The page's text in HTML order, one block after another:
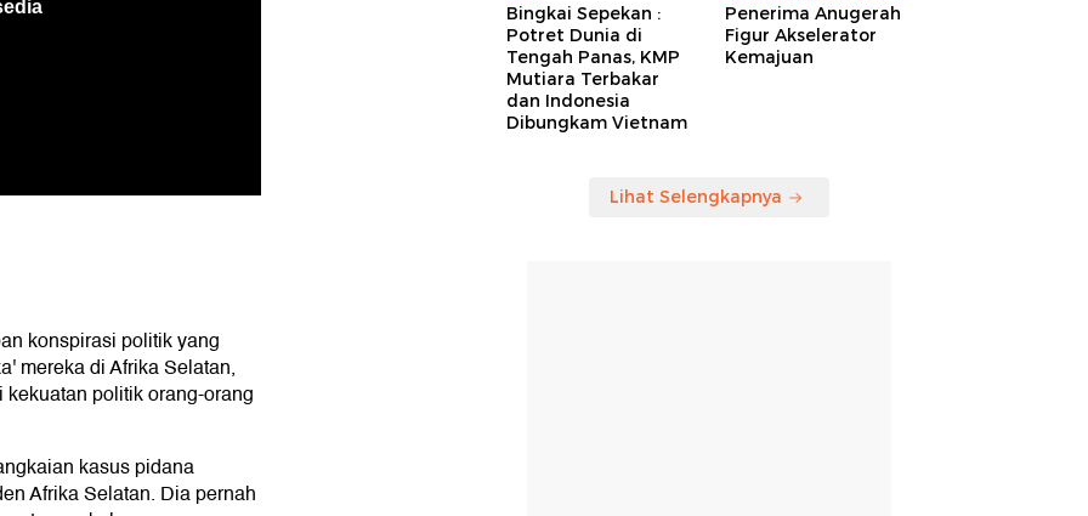
konspirasi politik yang
mereka di Afrika Selatan,
politik orang-orang
kasus pidana
Afrika Selatan. Dia pernah
Bingkai Sepekan :
Potret Dunia di
Tengah Panas, KMP
Mutiara Terbakar
dan Indonesia
Dibungkam Vietnam
Penerima Anugerah
Figur Akselerator
Kemajuan
Lihat Selengkapnya